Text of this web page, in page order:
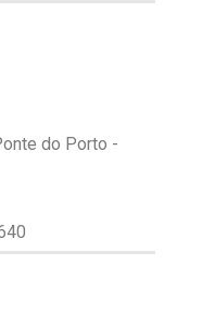
do Porto -